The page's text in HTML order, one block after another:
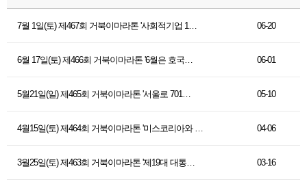
7월 1일(토) 제467회 거북이마라톤 '사회적기업 1… 06-20
6월 17일(토) 제466회 거북이마라톤 '6월은 호국… 06-01
5월21일(일) 제465회 거북이마라톤 '서울로 701… 05-10
4월15일(토) 제464회 거북이마라톤 '미스코리아와 … 04-06
3월25일(토) 제463회 거북이마라톤 '제19대 대통… 03-16